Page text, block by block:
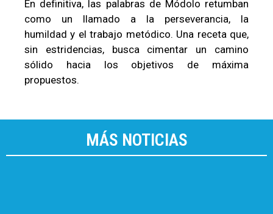
En definitiva, las palabras de Módolo retumban
como un llamado a la perseverancia, la
humildad y el trabajo metódico. Una receta que,
sin estridencias, busca cimentar un camino
sólido hacia los objetivos de máxima
propuestos.
MÁS NOTICIAS